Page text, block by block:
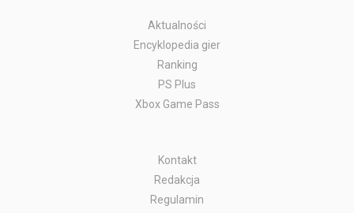
Aktualności
Encyklopedia gier
Ranking
PS Plus
Xbox Game Pass
Kontakt
Redakcja
Regulamin